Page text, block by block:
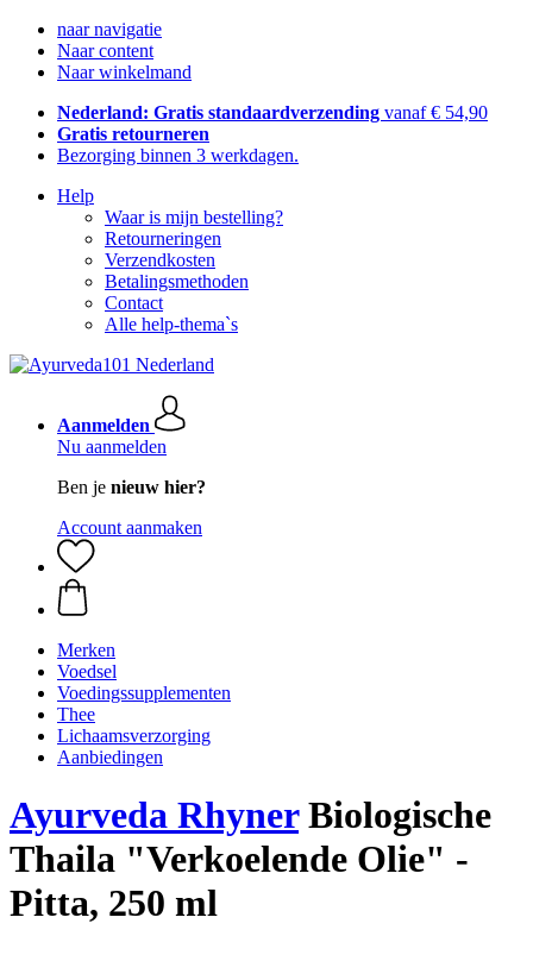
naar navigatie
Naar content
Naar winkelmand
Nederland: Gratis standaardverzending vanaf € 54,90
Gratis retourneren
Bezorging binnen 3 werkdagen.
Help
Waar is mijn bestelling?
Retourneringen
Verzendkosten
Betalingsmethoden
Contact
Alle help-thema`s
Aanmelden
Nu aanmelden
Ben je nieuw hier?
Account aanmaken
Merken
Voedsel
Voedingssupplementen
Thee
Lichaamsverzorging
Aanbiedingen
Ayurveda RhynerBiologische
Thaila "Verkoelende Olie" -
Pitta, 250 ml